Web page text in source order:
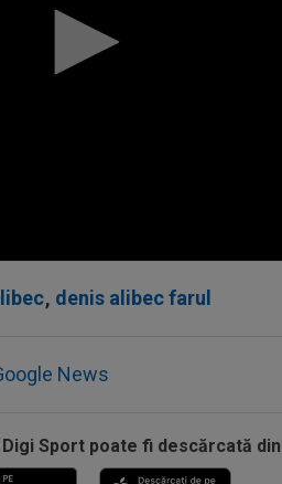
, denis alibec farul
News
Digi Sport poate fi descărcată din